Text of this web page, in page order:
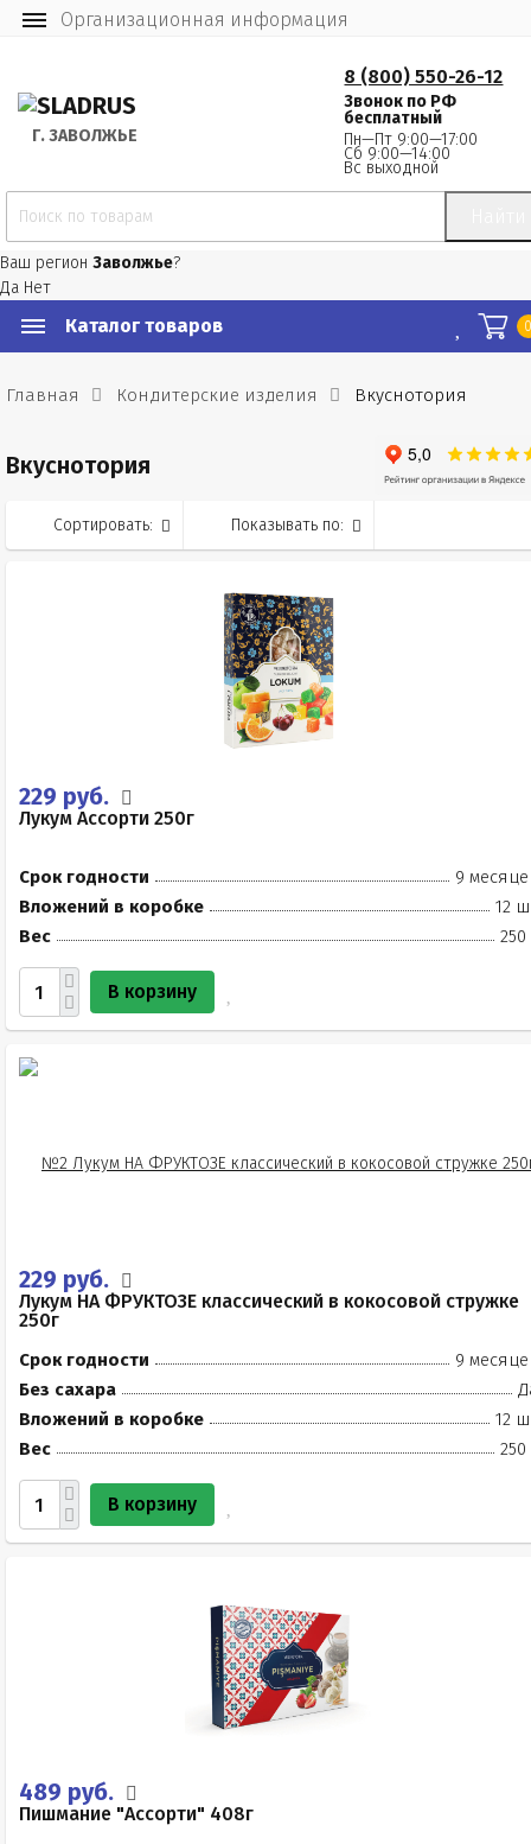
Организационная информация
Г. ЗАВОЛЖЬЕ
8 (800) 550-26-12
Звонок по РФ
бесплатный
Пн—Пт 9:00—17:00
Сб 9:00—14:00
Вс выходной
Ваш регион Заволжье?
Да Нет
Каталог товаров
Главная Кондитерские изделия Вкуснотория
Вкуснотория
Сортировать: Показывать по:
229 руб.
Лукум Ассорти 250г
Срок годности
9
Вложений в коробке
12
Вес
250
В корзину
229 руб.
Лукум НА ФРУКТОЗЕ классический в кокосовой стружке
250г
Срок годности
9
Без сахара
Вложений в коробке
12
Вес
250
В корзину
489 руб.
Пишмание "Ассорти" 408г